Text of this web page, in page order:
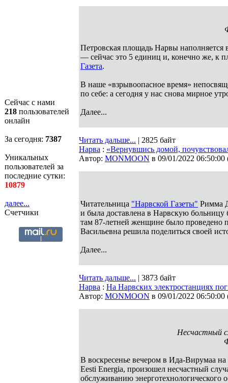
Сейчас с нами
218 пользователей
онлайн
За сегодня: 7387
Уникальных
пользователей за
последние сутки:
10879
далее...
Счетчики
Петровская площадь Нарвы наполняется
— сейчас это 5 единиц и, конечно же, к
Газета.
В наше «взрывоопасное время»
по себе: а сегодня у нас снова мирное
Далее...
Читать дальше... | 2825 байт
Нарва : «Вернувшись домой,
Автор: MONMOON в 09/01/2022 06:50:00
Читательница "Нарвской Газеты" Римма
и была доставлена в Нарвскую больницу
там 87-летней женщине было проведено
Васильевна решила поделиться своей
Далее...
Читать дальше... | 3873 байт
Нарва : На Нарвских электростанциях
Автор: MONMOON в 09/01/2022 06:50:00
Несчастный
В воскресенье вечером в Ида-Вирумаа
Eesti Energia, произошел несчастный
обслуживанию энерготехнологического